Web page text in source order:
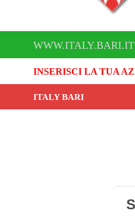
INSERISCI LA TUA
ITALY BARI